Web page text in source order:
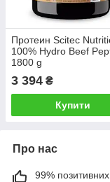
Протеин Scitec
100% Hydro Beef
1800 g
3 394 ₴
Купити
Про нас
99% позитивних